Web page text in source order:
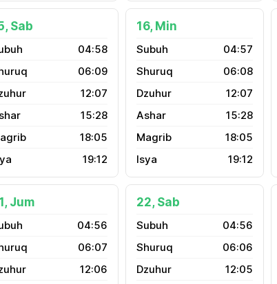
Sab
04:58
06:09
12:07
15:28
18:05
19:12
16, Min
04:57
06:08
12:07
15:28
18:05
19:12
Jum
04:56
06:07
12:06
22, Sab
04:56
06:06
12:05